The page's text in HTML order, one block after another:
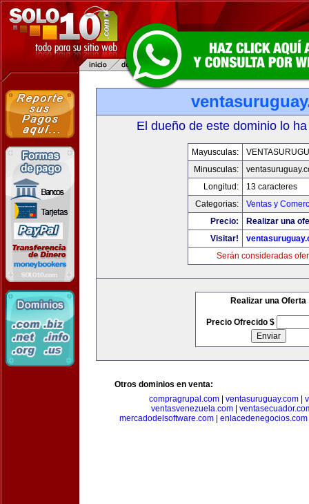
El dueño de este dominio lo
Mayusculas:
Minusculas:
Longitud:
13 caracteres
Categorias:
Ventas y
Precio:
Realizar una
Visitar!
Serán consideradas
Realizar una Oferta
Precio Ofrecido $
Otros dominios en venta:
compragrupal.com
ventasuruguay.com
ventasvenezuela.com|
mercadodelsoftware.com
enlacedenegocios.com